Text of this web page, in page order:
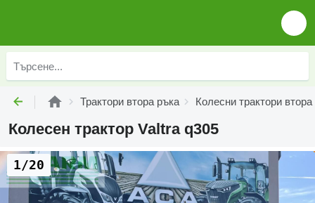
Трактори втора ръка Колесни трактори втора
Колесен трактор Valtra q305
1/20